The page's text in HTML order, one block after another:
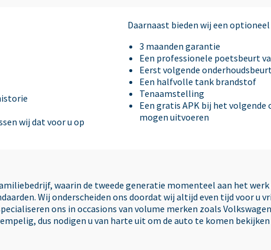
Centrale deurvergrendeling met
Connectivity-pakket
Cruise control
Electronic Brake Distribution
Electronic Stability Program
wij dat voor u op
Daarnaast bieden wij een
3 maanden garantie
Een professionele poetsbeurt
Eerst volgende
Een halfvolle tank brandstof
Tenaamstelling
Een gratis APK bij het volgende
mogen uitvoeren
waarin de tweede generatie momenteel aan het
Wij onderscheiden ons doordat wij altijd even tijd voor u
ons in occasions van volume merken zoals
dus nodigen u van harte uit om de auto te komen